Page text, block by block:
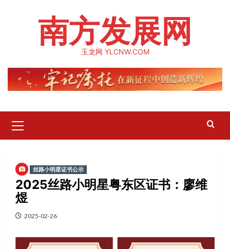
南方发展网
玉龙网 YLCNW.COM
Menu
丝路小明星证书公示
2025丝路小明星粤东区证书：廖维
煜
2025-02-26